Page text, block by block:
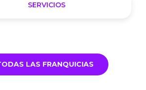
SERVICIOS
LAS FRANQUICIAS